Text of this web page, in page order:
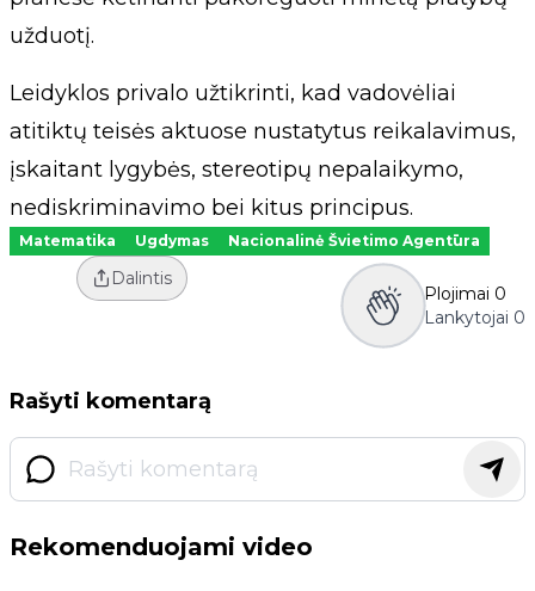
užduotį.
Leidyklos privalo užtikrinti, kad vadovėliai
atitiktų teisės aktuose nustatytus reikalavimus,
įskaitant lygybės, stereotipų nepalaikymo,
nediskriminavimo bei kitus principus.
Matematika Ugdymas Nacionalinė Švietimo Agentūra
Dalintis
Plojimai 0
Lankytojai 0
Rašyti komentarą
Rekomenduojami video